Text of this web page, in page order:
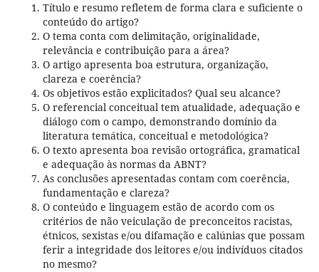
Título e resumo refletem de forma clara e suficiente o
conteúdo do artigo?
O tema conta com delimitação, originalidade,
relevância e contribuição para a área?
O artigo apresenta boa estrutura, organização,
clareza e coerência?
Os objetivos estão explicitados? Qual seu alcance?
O referencial conceitual tem atualidade, adequação e
diálogo com o campo, demonstrando domínio da
literatura temática, conceitual e metodológica?
O texto apresenta boa revisão ortográfica, gramatical
e adequação às normas da ABNT?
As conclusões apresentadas contam com coerência,
fundamentação e clareza?
O conteúdo e linguagem estão de acordo com os
critérios de não veiculação de preconceitos racistas,
étnicos, sexistas e/ou difamação e calúnias que possam
ferir a integridade dos leitores e/ou indivíduos citados
no mesmo?